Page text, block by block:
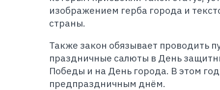
изображением герба города и
страны.
Также закон обязывает проводить
праздничные салюты в День
Победы и на День города. В этом
предпраздничным днём.